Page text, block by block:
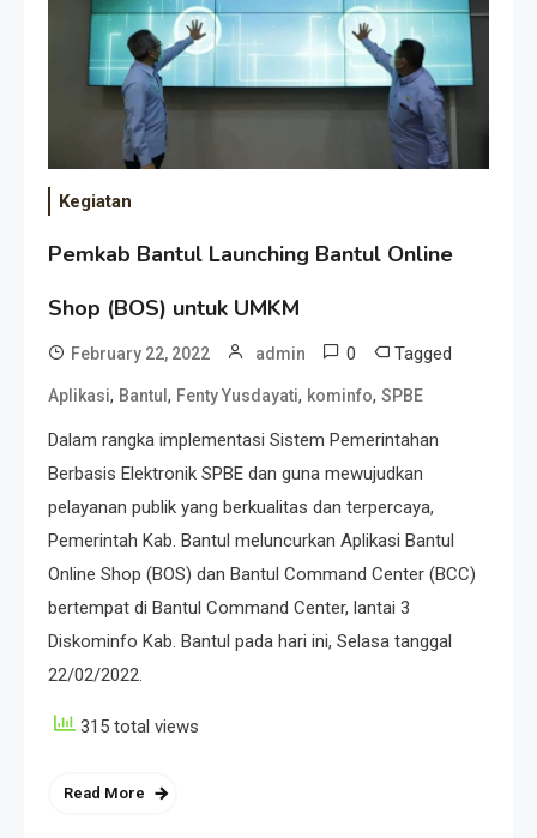
Kegiatan
Pemkab Bantul Launching Bantul Online
Shop (BOS) untuk UMKM
February 22, 2022 admin 0 Tagged
Aplikasi, Bantul, Fenty Yusdayati, kominfo, SPBE
Dalam rangka implementasi Sistem Pemerintahan
Berbasis Elektronik SPBE dan guna mewujudkan
pelayanan publik yang berkualitas dan terpercaya,
Pemerintah Kab. Bantul meluncurkan Aplikasi Bantul
Online Shop (BOS) dan Bantul Command Center (BCC)
bertempat di Bantul Command Center, lantai 3
Diskominfo Kab. Bantul pada hari ini, Selasa tanggal
22/02/2022.
315 total views
Read More